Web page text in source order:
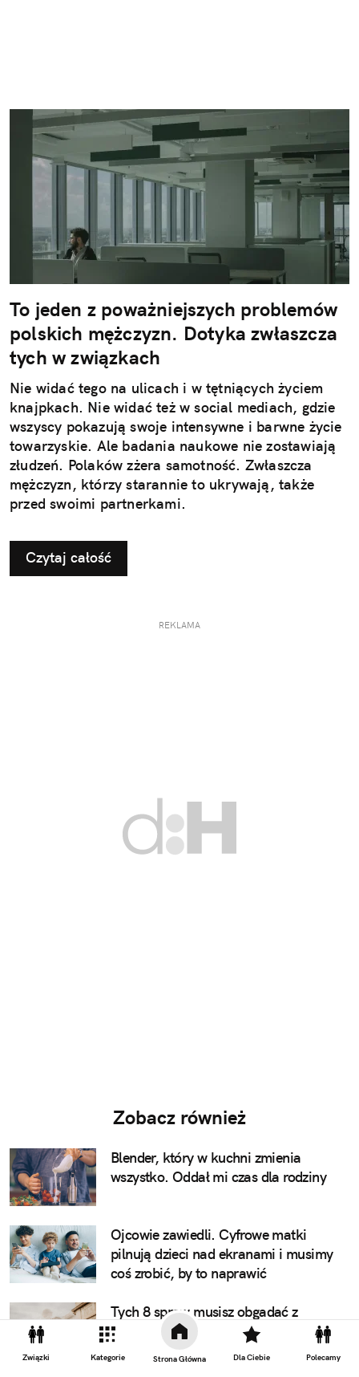
Związki Kategorie Strona Główna Dla Ciebie Polecamy
To jeden z poważniejszych problemów
polskich mężczyzn. Dotyka zwłaszcza
tych w związkach
Nie widać tego na ulicach i w tętniących życiem
knajpkach. Nie widać też w social mediach, gdzie
wszyscy pokazują swoje intensywne i barwne życie
towarzyskie. Ale badania naukowe nie zostawiają
złudzeń. Polaków zżera samotność. Zwłaszcza
mężczyzn, którzy starannie to ukrywają, także
przed swoimi partnerkami.
Czytaj całość
REKLAMA
Zobacz również
Blender, który w kuchni zmienia
wszystko. Oddał mi czas dla rodziny
Ojcowie zawiedli. Cyfrowe matki
pilnują dzieci nad ekranami i musimy
coś zrobić, by to naprawić
Tych 8 spraw musisz obgadać z
partnerką przed ślubem. Numer 3 to
podstawa